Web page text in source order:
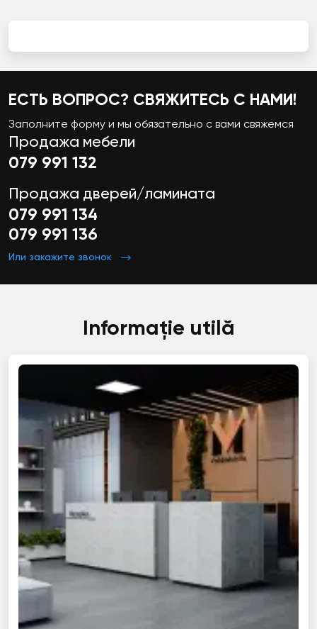
ЕСТЬ ВОПРОС? СВЯЖИТЕСЬ С НАМИ!
Заполните форму и мы обязательно с вами свяжемся
Продажа мебели
079 991 132
Продажа дверей/ламината
079 991 134
079 991 136
Или закажите звонок
Informație utilă